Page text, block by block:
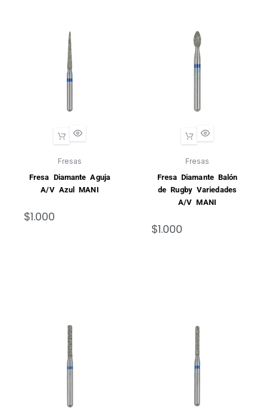
Fresas
Fresa Diamante Aguja
A/V Azul MANI
$1.000
Fresas
Fresa Diamante Balón
de Rugby Variedades
A/V MANI
$1.000